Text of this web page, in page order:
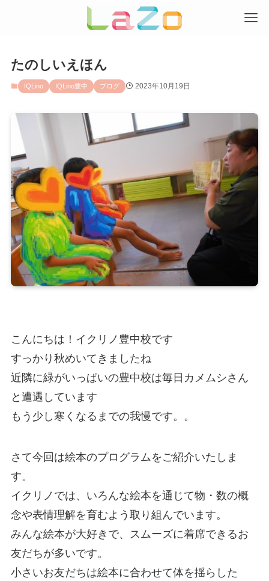
たのしいえほん
IQLino IQLino豊中 ブログ 2023年10月19日
こんにちは！イクリノ豊中校です
すっかり秋めいてきましたね
近隣に緑がいっぱいの豊中校は毎日カメムシさん
と遭遇しています
もう少し寒くなるまでの我慢です。。
さて今回は絵本のプログラムをご紹介いたしま
す。
イクリノでは、いろんな絵本を通じて物・数の概
念や表情理解を育むよう取り組んでいます。
みんな絵本が大好きで、スムーズに着席できるお
友だちが多いです。
小さいお友だちは絵本に合わせて体を揺らした